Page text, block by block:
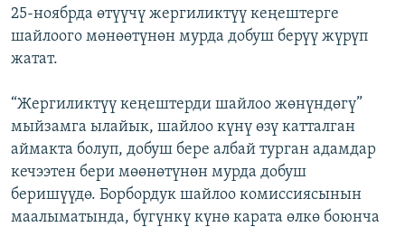
БИЗ ЖАНА ДҮЙНӨ
АЗАТТЫК+
ЫҢГАЙСЫЗ СУРООЛОР
Русский
ЭЕ/АРнун бардык сайттары
25-ноябрда өтүүчү жергиликтүү кеңештерге
шайлоого мөнөөтүнөн мурда добуш берүү жүрүп
жатат.
“Жергиликтүү кеңештерди шайлоо жөнүндөгү”
мыйзамга ылайык, шайлоо күнү өзү катталган
аймакта болуп, добуш бере албай турган адамдар
кечээтен бери мөөнөтүнөн мурда добуш
беришүүдө. Борбордук шайлоо комиссиясынын
маалыматында, бүгүнкү күнө карата өлкө боюнча